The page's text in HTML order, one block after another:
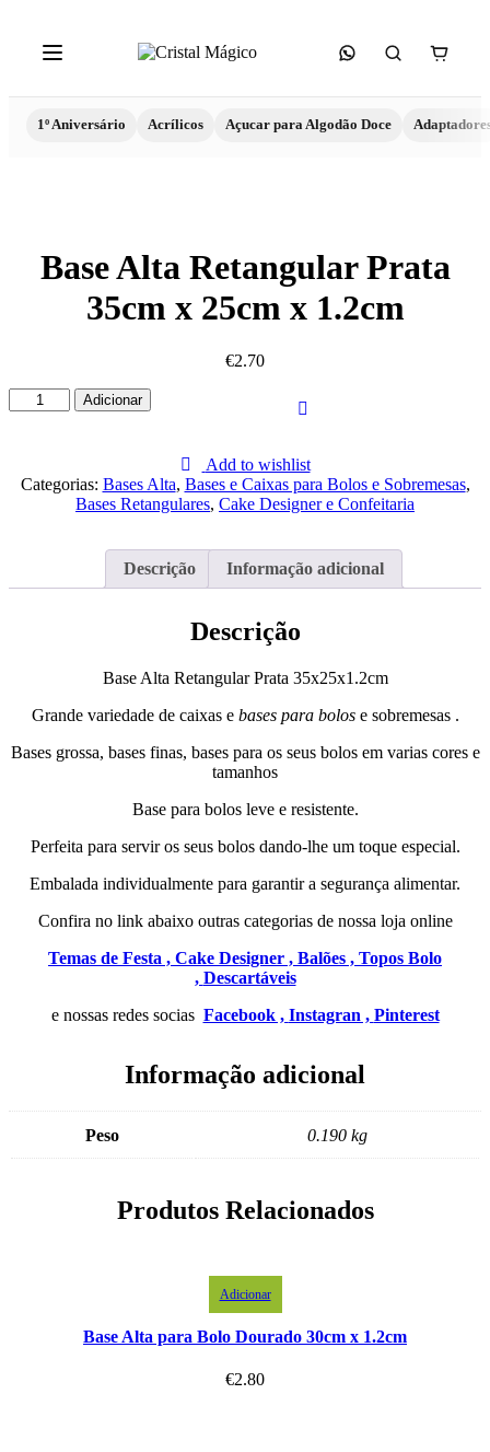
1º Aniversário Acrílicos Açucar para Algodão Doce
Base Alta Retangular Prata
35cm x 25cm x 1.2cm
€2.70
Quantidade
de
Retangular
Prata
1.2cm
Adicionar
Add to wishlist
Categorias: Bases Alta, Bases e Caixas para Bolos e Sobremesas,
Bases Retangulares, Cake Designer e Confeitaria
Descrição Informação adicional
Descrição
Base Alta Retangular Prata 35x25x1.2cm
Grande variedade de caixas e bases para bolose sobremesas .
Bases grossa, bases finas, bases para os seus bolos em varias cores e
tamanhos
Base para bolos leve e resistente.
Perfeita para servir os seus bolos dando-lhe um toque especial.
Embalada individualmente para garantir a segurança alimentar.
Confira no link abaixo outras categorias de nossa loja online
Temas de Festa , Cake Designer , Balões , Topos Bolo
, Descartáveis
e nossas redes socias Facebook , Instagran , Pinterest
Informação adicional
Peso 0.190 kg
Produtos Relacionados
Adicionar
Base Alta para Bolo Dourado 30cm x 1.2cm
€2.80